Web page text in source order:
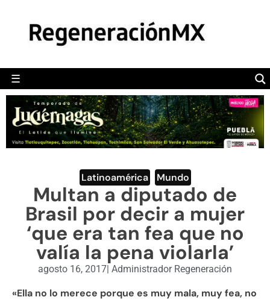
☰
POLÍTICA
CAMALEÓN
OPINIÓN
DEPORTES
ENGLISH SECTION
VIDEOS
Latinoamérica Mundo
Multan a diputado de
Brasil por decir a mujer
‘que era tan fea que no
valía la pena violarla’
agosto 16, 2017| Administrador Regeneración
«Ella no lo merece porque es muy mala, muy fea, no